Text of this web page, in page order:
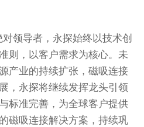
领导者，永探始终以技术创
则，以客户需求为核心。未
产业的持续扩张，磁吸连接
，永探将继续发挥龙头引领
标准完善，为全球客户提供
磁吸连接解决方案，持续巩